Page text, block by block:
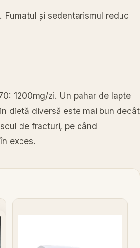
Fumatul și sedentarismul reduc
1200mg/zi. Un pahar de lapte
dietă diversă este mai bun decât
de fracturi, pe când
exces.